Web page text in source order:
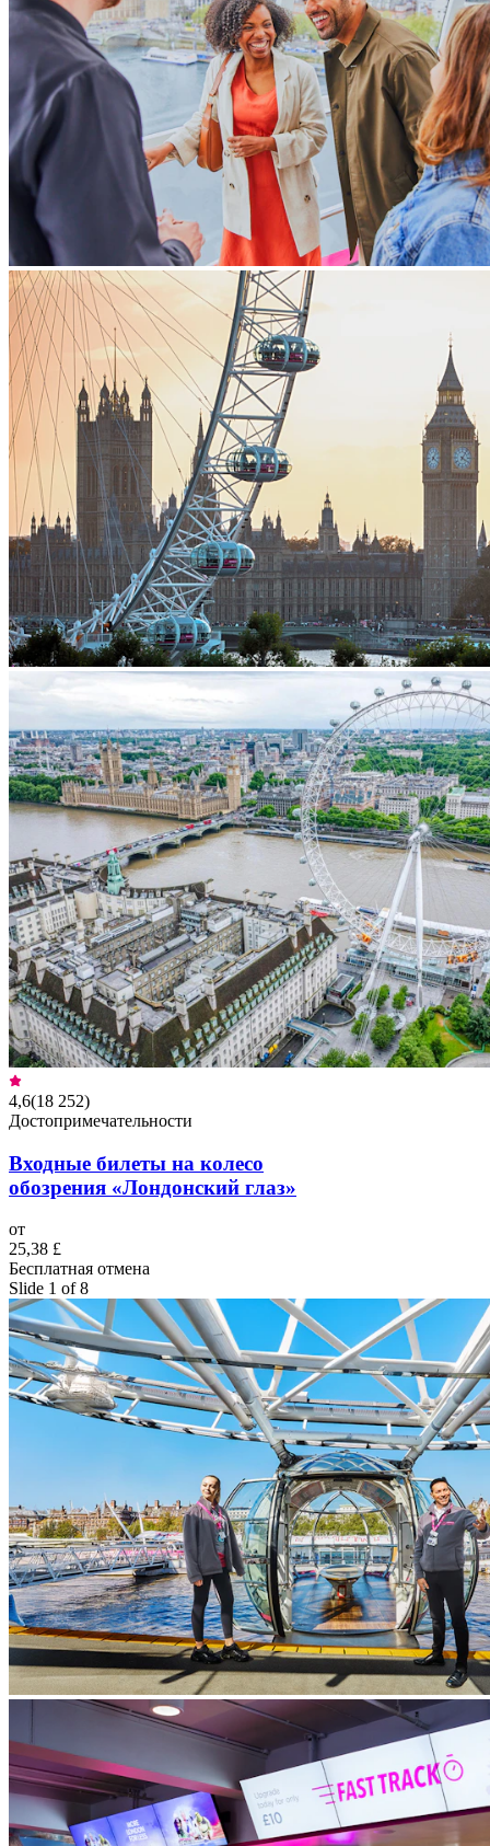
4,6(18 252)
Достопримечательности
Входные билеты на колесо
обозрения «Лондонский глаз»
от
25,38 £
Бесплатная отмена
Slide 1 of 8